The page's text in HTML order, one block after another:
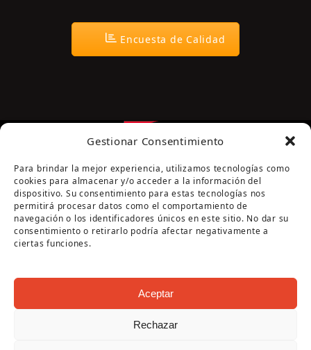
Gestionar Consentimiento
Para brindar la mejor experiencia, utilizamos tecnologías como
cookies para almacenar y/o acceder a la información del
dispositivo. Su consentimiento para estas tecnologías nos
permitirá procesar datos como el comportamiento de
navegación o los identificadores únicos en este sitio. No dar su
consentimiento o retirarlo podría afectar negativamente a
ciertas funciones.
Aceptar
Rechazar
Encuesta de Calidad
Página cofinanciada por la Diputación de Córdoba